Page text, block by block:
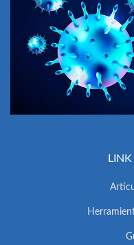
LINK